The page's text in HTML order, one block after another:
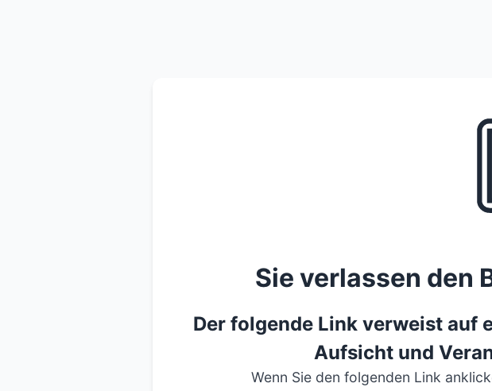
Sie verlassen den
Der folgende Link verweist auf
Aufsicht und
Wenn Sie den folgenden Link